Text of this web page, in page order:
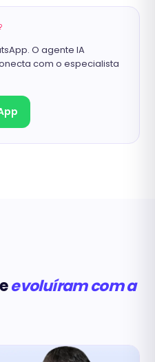
O agente IA
com o especialista
evoluíram com a